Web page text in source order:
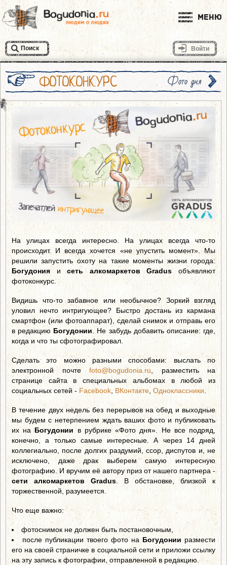
Меню
Поиск Войти
ФОТОКОНКУРС Фото дня
На улицах всегда интересно. На улицах всегда что-то
происходит. И всегда хочется «не упустить момент». Мы
решили запустить охоту на такие моменты жизни города:
Богудония исеть алкомаркетов Gradus объявляют
фотоконкурс.
Видишь что-то забавное или необычное? Зоркий взгляд
уловил нечто интригующее? Быстро достань из кармана
смартфон (или фотоаппарат), сделай снимок и отправь его
в редакцию Богудонии. Не забудь добавить описание: где,
когда и что ты сфотографировал.
Сделать это можно разными способами: выслать по
электронной почте foto@bogudonia.ru, разместить на
странице сайта в специальных альбомах в любой из
социальных сетей - Facebook, ВКонтакте, Одноклассники.
В течение двух недель без перерывов на обед и выходные
мы будем с нетерпением ждать ваших фото и публиковать
их наБогудонии в рубрике «Фото дня». Не все подряд,
конечно, а только самые интересные. А через 14 дней
коллегиально, после долгих раздумий, ссор, диспутов и, не
исключено, даже драк выберем самую интересную
фотографию. И вручим её автору приз от нашего партнера -
сети алкомаркетов Gradus. В обстановке, близкой к
торжественной, разумеется.
Что еще важно:
фотоснимок не должен быть постановочным,
после публикации твоего фото на Богудонии размести
его на своей страничке в социальной сети и приложи ссылку
на эту запись к фотографии, отправленной в редакцию.